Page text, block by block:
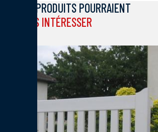
CES PRODUITS POURRAIENT
VOUS INTÉRESSER